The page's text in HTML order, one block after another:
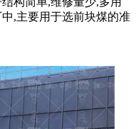
,主要用于选前块煤的准